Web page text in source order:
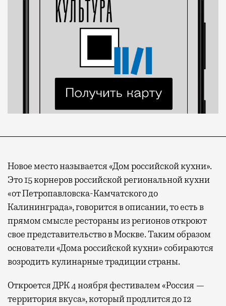
Новое место называется «Дом российской кухни».
Это 15 корнеров российской региональной кухни
«от Петропавловска-Камчатского до
Калининграда», говорится в описании, то есть в
прямом смысле рестораны из регионов откроют
свое представительство в Москве. Таким образом
основатели «Дома российской кухни» собираются
возродить кулинарные традиции страны.
Откроется ДРК 4 ноября фестивалем «Россия —
территория вкуса», который продлится до 12